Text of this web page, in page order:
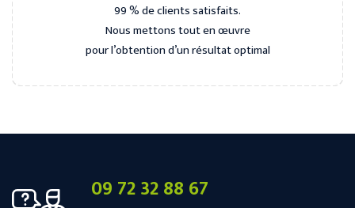
99 % de clients satisfaits.
Nous mettons tout en œuvre
pour l’obtention d’un résultat optimal
09 72 32 88 67